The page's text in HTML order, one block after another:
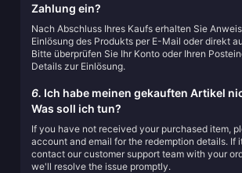
Zahlung ein?
Nach Abschluss Ihres Kaufs erhalten Sie
Einlösung des Produkts per E-Mail oder direkt
Bitte überprüfen Sie Ihr Konto oder Ihren
Details zur Einlösung.
6. Ich habe meinen gekauften Artikel
Was soll ich tun?
If you have not received your purchased item,
account and email for the redemption details. If
contact our customer support team with your
we'll resolve the issue promptly.